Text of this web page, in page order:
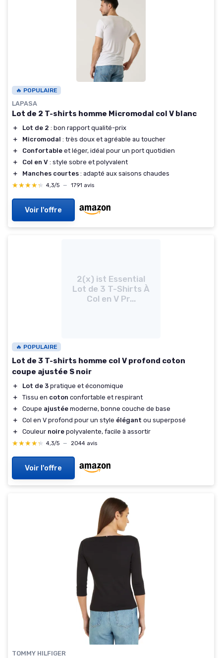
🔥 POPULAIRE
LAPASA
Lot de 2 T-shirts homme Micromodal col V blanc
＋ Lot de 2 : bon rapport qualité-prix
＋
Micromodal : très doux et agréable au toucher
＋
Confortable et léger, idéal pour un port quotidien
＋
Col en V : style sobre et polyvalent
＋
Manches courtes : adapté aux saisons chaudes
★★★★★
★★★★★ 4,3/5 — 1791 avis
Voir l'offre
2(x) ist Essential
Lot de 3 T-Shirts À
Col en V Pr...
🔥 POPULAIRE
Lot de 3 T-shirts homme col V profond coton
coupe ajustée S noir
＋ Lot de 3 pratique et économique
＋
Tissu en coton confortable et respirant
＋
Coupe ajustée moderne, bonne couche de base
＋
Col en V profond pour un style élégant ou superposé
＋
Couleur noire polyvalente, facile à assortir
★★★★★
★★★★★ 4,3/5 — 2044 avis
Voir l'offre
TOMMY HILFIGER